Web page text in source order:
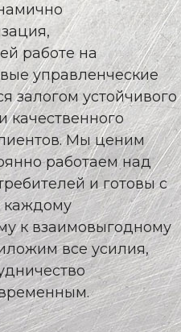
работе на
управленческие
залогом устойчивого
качественного
Мы ценим
работаем над
и готовы с
каждому
к взаимовыгодному
все усилия,